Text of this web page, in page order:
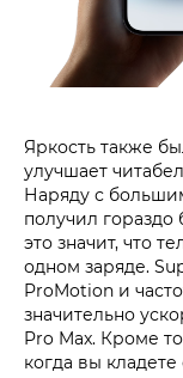
Яркость также
улучшает
Наряду с
получил гораздо
это значит, что
одном заряде.
ProMotion и
значительно
Pro Max. Кроме
когда вы